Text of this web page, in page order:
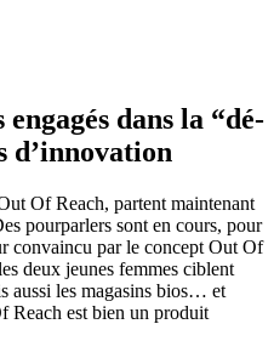
dans la “dé-
d’innovation
Of Reach, partent maintenant
pourparlers sont en cours, pour
convaincu par le concept Out Of
deux jeunes femmes ciblent
aussi les magasins bios… et
Reach est bien un produit